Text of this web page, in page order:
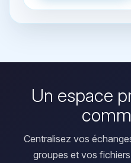
Un espace
Centralisez vos
groupes et vos